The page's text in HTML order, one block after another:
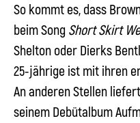
So kommt es, dass
beim Song Short Skirt
Shelton oder Dierks
25-jährige ist mit ihren
An anderen Stellen
seinem Debütalbum